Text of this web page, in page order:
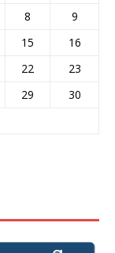
8
9
15
16
22
23
29
30